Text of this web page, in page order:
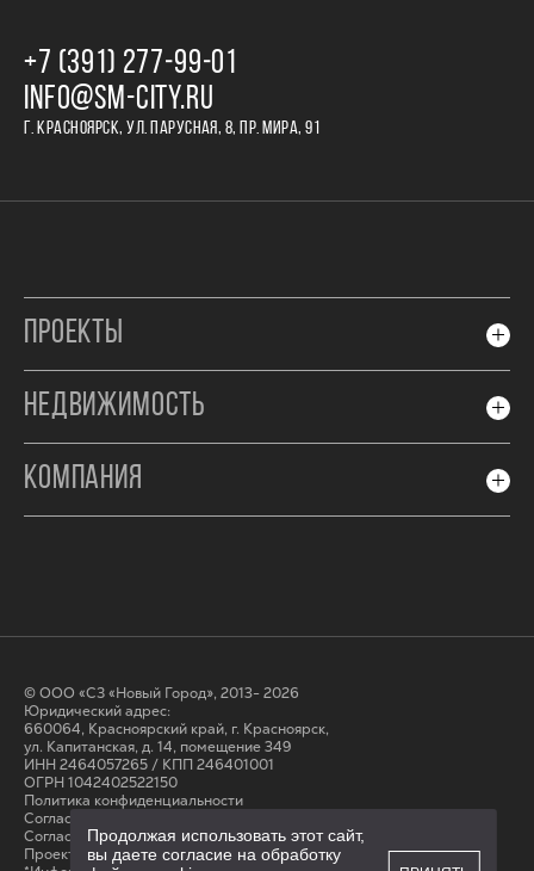
+7 (391) 277‒99‒01
INFO@SM-CITY.RU
Г. КРАСНОЯРСК, УЛ. ПАРУСНАЯ, 8, ПР. МИРА, 91
ПРОЕКТЫ
НЕДВИЖИМОСТЬ
КОМПАНИЯ
© ООО «СЗ «Новый Город», 2013- 2026
Юридический адрес:
660064, Красноярский край, г. Красноярск,
ул. Капитанская, д. 14, помещение 349
ИНН 2464057265 / КПП 246401001
ОГРН 1042402522150
Политика конфиденциальности
Согласие на обработку персональных данных
Cогласие на получение рассылки
Проектные декларации на сайте наш.дом.рф
Продолжая использовать этот сайт,
вы даете согласие на обработку